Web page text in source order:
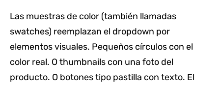
Las muestras de color (también llamadas
swatches) reemplazan el dropdown por
elementos visuales. Pequeños círculos con el
color real. O thumbnails con una foto del
producto. O botones tipo pastilla con texto. El